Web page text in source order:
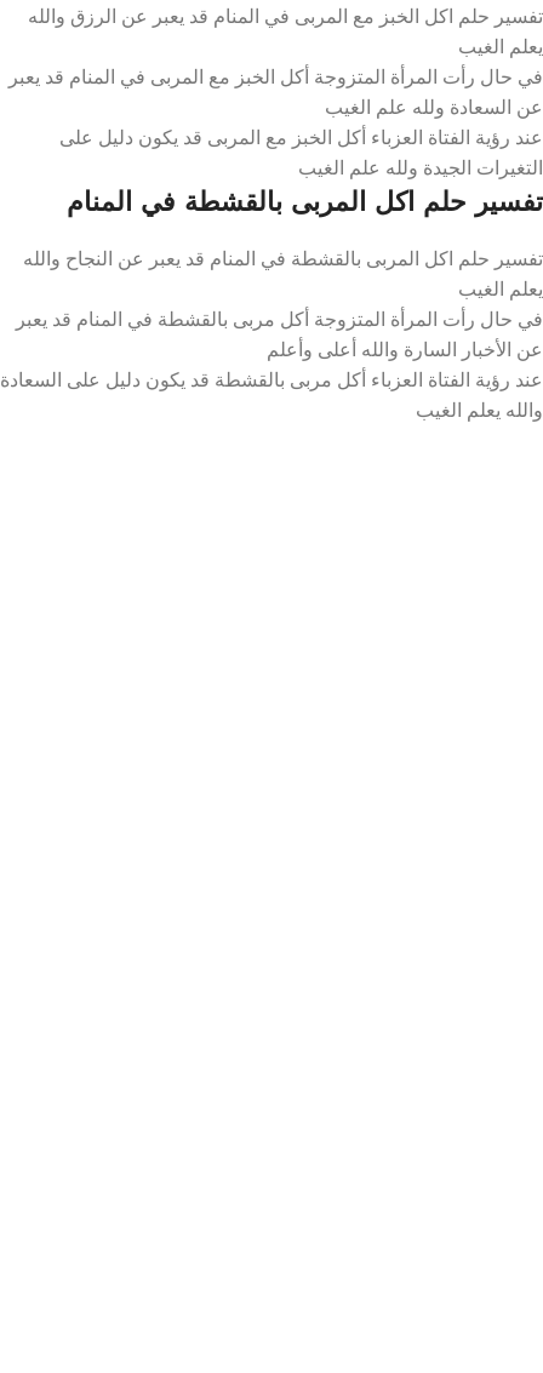
تفسير حلم اكل الخبز مع المربى في المنام قد يعبر عن الرزق والله
يعلم الغيب
في حال رأت المرأة المتزوجة أكل الخبز مع المربى في المنام قد يعبر
عن السعادة ولله علم الغيب
عند رؤية الفتاة العزباء أكل الخبز مع المربى قد يكون دليل على
التغيرات الجيدة ولله علم الغيب
تفسير حلم اكل المربى بالقشطة في المنام
تفسير حلم اكل المربى بالقشطة في المنام قد يعبر عن النجاح والله
يعلم الغيب
في حال رأت المرأة المتزوجة أكل مربى بالقشطة في المنام قد يعبر
عن الأخبار السارة والله أعلى وأعلم
عند رؤية الفتاة العزباء أكل مربى بالقشطة قد يكون دليل على السعادة
والله يعلم الغيب